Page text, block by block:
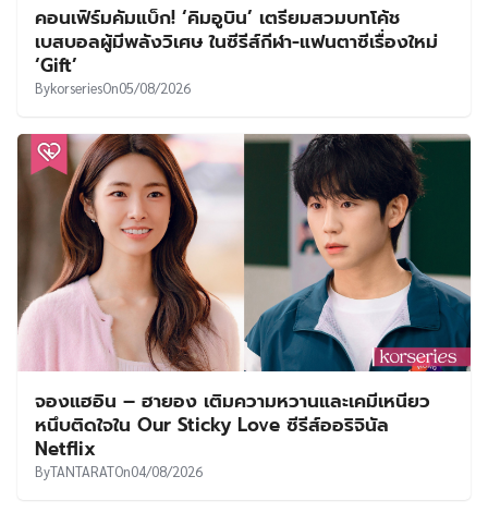
คอนเฟิร์มคัมแบ็ก! ‘คิมอูบิน’ เตรียมสวมบทโค้ช
เบสบอลผู้มีพลังวิเศษ ในซีรีส์กีฬา-แฟนตาซีเรื่องใหม่
‘Gift’
BykorseriesOn05/08/2026
จองแฮอิน – ฮายอง เติมความหวานและเคมีเหนียว
หนึบติดใจใน Our Sticky Love ซีรีส์ออริจินัล
Netflix
ByTANTARATOn04/08/2026